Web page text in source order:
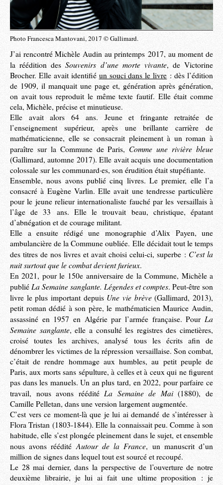
Photo Francesca Mantovani, 2017 © Gallimard.
J’ai rencontré Michèle Audin au printemps 2017, au moment de
la réédition desSouvenirs d’une morte vivante, de Victorine
Brocher. Elle avait identifié un souci dans le livre : dès l’édition
de 1909, il manquait une page et, génération après génération,
on avait tous reproduit le même texte fautif. Elle était comme
cela, Michèle, précise et minutieuse.
Elle avait alors 64 ans. Jeune et fringante retraitée de
l’enseignement supérieur, après une brillante carrière de
mathématicienne, elle se consacrait pleinement à un roman à
paraître sur la Commune de Paris, Comme une rivière bleue
(Gallimard, automne 2017). Elle avait acquis une documentation
colossale sur les communard·es, son érudition était stupéfiante.
Ensemble, nous avons publié cinq livres. Le premier, elle l’a
consacré à Eugène Varlin. Elle avait une tendresse particulière
pour le jeune relieur internationaliste fauché par les versaillais à
l’âge de 33 ans. Elle le trouvait beau, christique, épatant
d’abnégation et de courage militant.
Elle a ensuite rédigé une monographie d’Alix Payen, une
ambulancière de la Commune oubliée. Elle décidait tout le temps
des titres de nos livres et avait choisi celui-ci, superbe : C’est la
nuit surtout que le combat devient furieux.
En 2021, pour le 150e anniversaire de la Commune, Michèle a
publié La Semaine sanglante. Légendes et comptes. Peut-être son
livre le plus important depuis Une vie brève(Gallimard, 2013),
petit roman dédié à son père, le mathématicien Maurice Audin,
assassiné en 1957 en Algérie par l’armée française. Pour La
Semaine sanglante, elle a consulté les registres des cimetières,
croisé toutes les archives, analysé tous les écrits afin de
dénombrer les victimes de la répression versaillaise. Son combat,
c’était de rendre hommage aux humbles, au petit peuple de
Paris, aux morts sans sépulture, à celles et à ceux qui ne figurent
pas dans les manuels. Un an plus tard, en 2022, pour parfaire ce
travail, nous avons rééditéLa Semaine de Mai(1880), de
Camille Pelletan, dans une version largement augmentée.
C’est vers ce moment-là que je lui ai demandé de s’intéresser à
Flora Tristan (1803-1844). Elle la connaissait peu. Comme à son
habitude, elle s’est plongée pleinement dans le sujet, et ensemble
nous avons rééditéAutour de la France, un manuscrit d’un
million de signes dans lequel tout est sourcé et recoupé.
Le 28 mai dernier, dans la perspective de l’ouverture de notre
deuxième librairie, je lui ai fait une ultime proposition : je